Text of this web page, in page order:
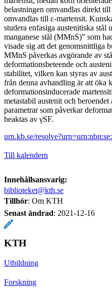
belastningen omvandlas direkt till
omvandlas till ε-martensit.
studera enfasiga austenitiska
manganese stål (MMnS)” som
visade sig att det genomsnittliga
MMnS påverkas avgörande av
deformationsbeteende och
stabilitet, vilken kan styras av
från denna avhandling är att öka
deformationsinducerade
metastabil austenit och
parametrar som påverkar
beaktas av γSF.
urn.kb.se/
Till kalendern
Innehållsansvarig:
biblioteket@kth.se
Tillhör: Om KTH
Senast ändrad: 2021-12-16
KTH
Utbildning
Forskning